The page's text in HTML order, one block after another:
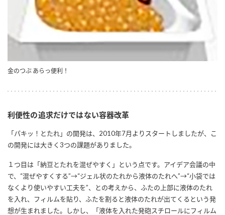
クイック調味料 レモン果汁
ふりかけ おすしの素
炊き込みご飯の素 米飯用調味液
納豆 Fibee
かおりの蔵
鍋なび
納豆のサイト
千夜
スペシャルサイト
すしラボ
ぽん酢サワー
納豆の豆知識
ミツカンの歴史
水の文化センター（アーカイブ）
ZENB initiative
MIM（ミツカンミュージアム）
各部門が大切にしていること
おいしさと健康への取り組み
ニュースリリース
お客様相談センター
販売終了製品のご案内
よくあるご質問
お問い合わせ
地図から取り扱い店舗を探す
金のつぶ あらっ便利！
利便性の追求だけではない容器改革
「パキッ！とたれ」の開発は、2010年7月よりスタートしましたが、こ
の開発には大きく3つの課題がありました。
１つ目は「納豆とたれを混ぜやすく」という点です。アイデア会議の中
で、“混ぜやすくする”→“ジェル状のたれから液体のたれへ”→“小袋では
なくより使いやすい工夫を”、との考えから、ふたの上部に液体のたれ
を入れ、フィルムを貼り、ふたを割ると液体のたれが出てくるという発
想が生まれました。しかし、「液体を入れた発砲スチロールにフィルム